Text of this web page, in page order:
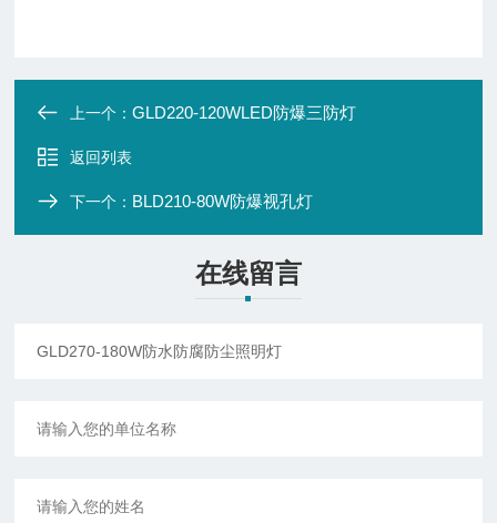
上一个：GLD220-120WLED防爆三防灯
返回列表
下一个： BLD210-80W防爆视孔灯
在线留言